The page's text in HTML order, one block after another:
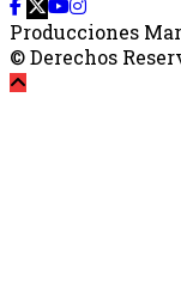
Producciones
© Derechos